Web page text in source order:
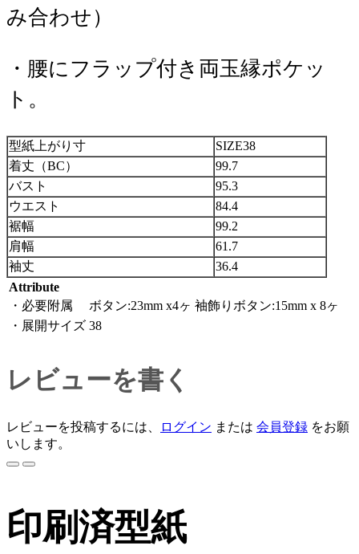
み合わせ）
・腰にフラップ付き両玉縁ポケッ
ト。
型紙上がり寸
SIZE38
着丈（BC）
99.7
バスト
95.3
ウエスト
84.4
裾幅
99.2
肩幅
61.7
袖丈
36.4
Attribute
・必要附属
ボタン:23mm x4ヶ 袖飾りボタン:15mm x 8ヶ
・展開サイズ 38
レビューを書く
レビューを投稿するには、 ログイン または 会員登録 をお願
いします。
印刷済型紙